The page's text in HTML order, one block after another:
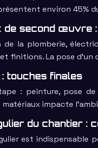
environ 45%
de second œuvre
de la plomberie,
finitions. La pose d’un
: touches finales
: peinture, pose
impacte
du chantier :
est indispensable